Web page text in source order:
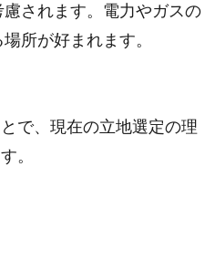
されます。電力やガスの
所が好まれます。
で、現在の立地選定の理
。